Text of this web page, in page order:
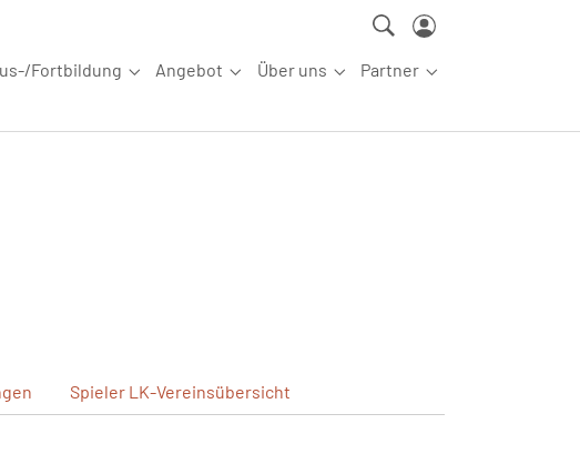
for "Wettkampfsport"
Fortbildung
Submenu for "Aus-/Fortbildung"
Angebot
Submenu for "Angebot"
Über uns
Submenu for "Über uns"
Partner
Submenu for
Spieler LK-Vereinsübersicht